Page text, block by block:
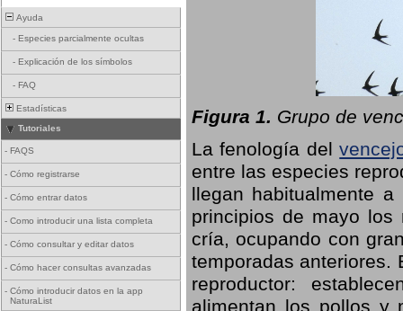
Ayuda
- Especies parcialmente ocultas
- Explicación de los símbolos
- FAQ
Estadísticas
Tutoriales
- FAQS
- Cómo registrarse
- Cómo entrar datos
- Como introducir una lista completa
- Cómo consultar y editar datos
- Cómo hacer consultas avanzadas
- Cómo introducir datos en la app
NaturaList
Figura 1. Grupo de
La fenología del
entre las especies
llegan habitualmente
principios de mayo los
cría, ocupando con
temporadas anteriores.
reproductor:
alimentan los pollos y